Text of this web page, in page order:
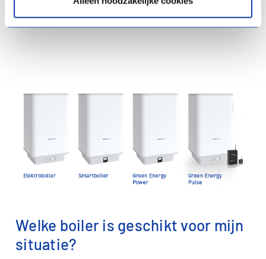
Welke boiler is geschikt voor mijn
situatie?